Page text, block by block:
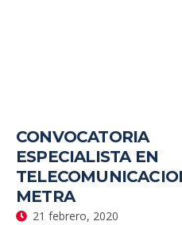
CONVOCATORIA
ESPECIALISTA EN
METRA
21 febrero, 2020